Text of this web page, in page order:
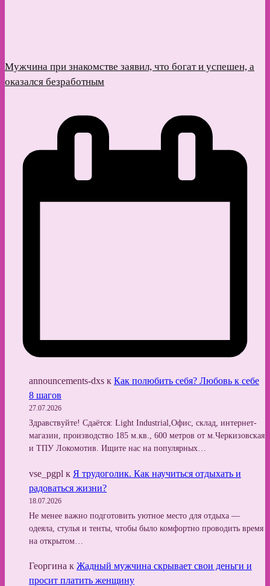
Мужчина при знакомстве заявил, что богат и успешен, а
оказался безработным
announcements-dxs к Как полюбить себя? Любовь к себе
8 шагов
27.07.2026
Здравствуйте! Сдаётся: Light Industrial,Офис, склад, интернет-
магазин, производство 185 м.кв., 600 метров от м.Черкизовская
и ТПУ Локомотив. Ищите нас на популярных…
vse_pgpl к Я трудоголик. Как научиться отдыхать и
радоваться жизни?
18.07.2026
Не менее важно подготовить уютное место для отдыха —
одеяла, стулья и тенты, чтобы было комфортно проводить время
на открытом…
Георгина к Жадный мужчина скрывает свои деньги и
просит платить женщину